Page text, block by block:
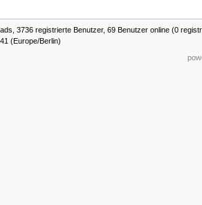
3736 registrierte Benutzer, 69 Benutzer online (0
(Europe/Berlin)